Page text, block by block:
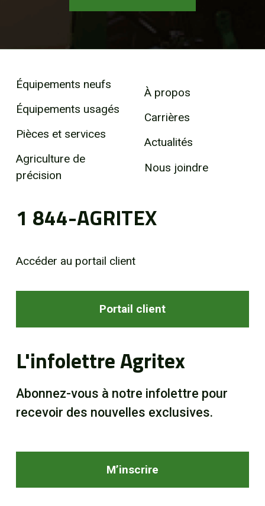
Équipements neufs
Équipements usagés
Pièces et services
Agriculture de
précision
À propos
Carrières
Actualités
Nous joindre
1 844-AGRITEX
Accéder au portail client
Portail client
L'infolettre Agritex
Abonnez-vous à notre infolettre pour
recevoir des nouvelles exclusives.
M’inscrire